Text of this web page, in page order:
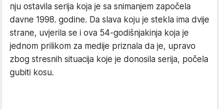
nju ostavila serija koja je sa snimanjem započela
davne 1998. godine. Da slava koju je stekla ima dvije
strane, uvjerila se i ova 54-godišnjakinja koja je
jednom prilikom za medije priznala da je, upravo
zbog stresnih situacija koje je donosila serija, počela
gubiti kosu.